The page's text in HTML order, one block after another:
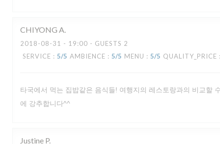
CHIYONG A
2018-08-31 - 19:00 - GUESTS 2
SERVICE : 5/5 AMBIENCE : 5/5 MENU : 5/5 QUALITY_PRICE
타국에서 먹는 집밥같은 음식들! 여행지의 레스토랑과의 비교할
에 강추합니다^^
Justine P
LA VERAISON